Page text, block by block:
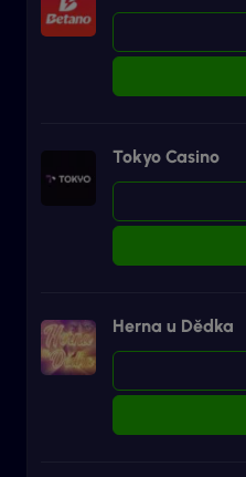
Tokyo Casino
Herna u Dědka